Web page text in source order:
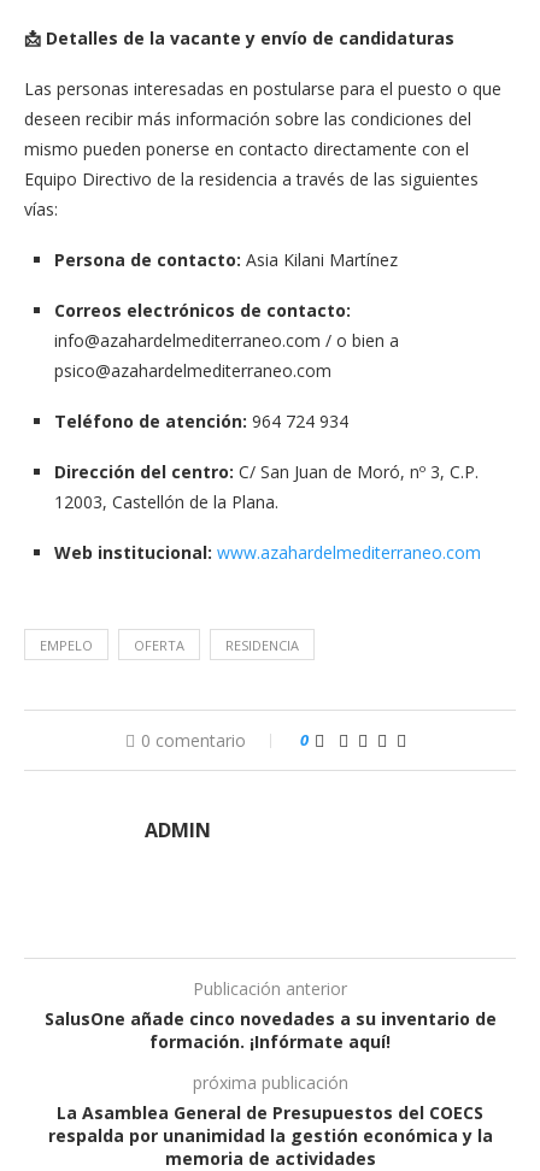
📩 Detalles de la vacante y envío de candidaturas
Las personas interesadas en postularse para el puesto o que
deseen recibir más información sobre las condiciones del
mismo pueden ponerse en contacto directamente con el
Equipo Directivo de la residencia a través de las siguientes
vías:
Persona de contacto: Asia Kilani Martínez
Correos electrónicos de contacto:
info@azahardelmediterraneo.com / o bien a
psico@azahardelmediterraneo.com
Teléfono de atención: 964 724 934
Dirección del centro: C/ San Juan de Moró, nº 3, C.P.
12003, Castellón de la Plana.
Web institucional: www.azahardelmediterraneo.com
EMPELO OFERTA RESIDENCIA
0 comentario 0
ADMIN
Publicación anterior
SalusOne añade cinco novedades a su inventario de
formación. ¡Infórmate aquí!
próxima publicación
La Asamblea General de Presupuestos del COECS
respalda por unanimidad la gestión económica y la
memoria de actividades